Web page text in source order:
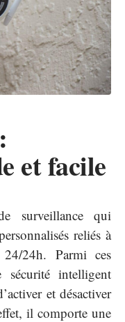
et facile
surveillance qui
reliés à
24h. Parmi ces
intelligent
et désactiver
il comporte une